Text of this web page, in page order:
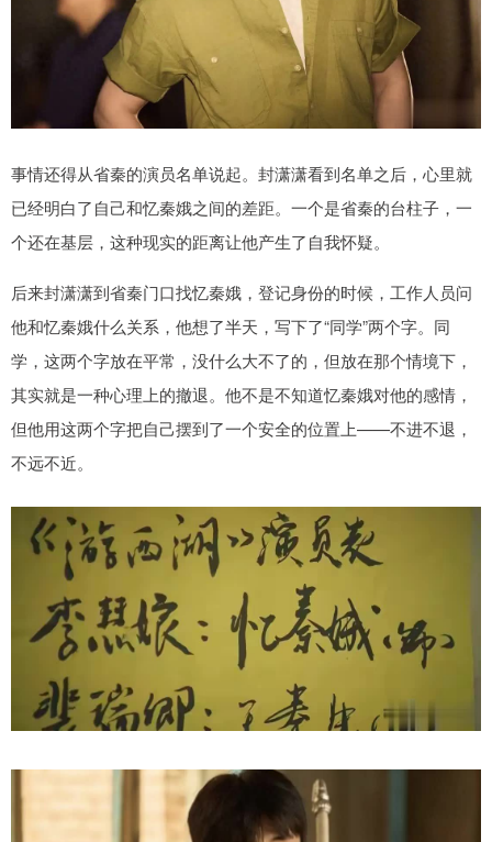
事情还得从省秦的演员名单说起。封潇潇看到名单之后，心里就
已经明白了自己和忆秦娥之间的差距。一个是省秦的台柱子，一
个还在基层，这种现实的距离让他产生了自我怀疑。
后来封潇潇到省秦门口找忆秦娥，登记身份的时候，工作人员问
他和忆秦娥什么关系，他想了半天，写下了“同学”两个字。同
学，这两个字放在平常，没什么大不了的，但放在那个情境下，
其实就是一种心理上的撤退。他不是不知道忆秦娥对他的感情，
但他用这两个字把自己摆到了一个安全的位置上——不进不退，
不远不近。